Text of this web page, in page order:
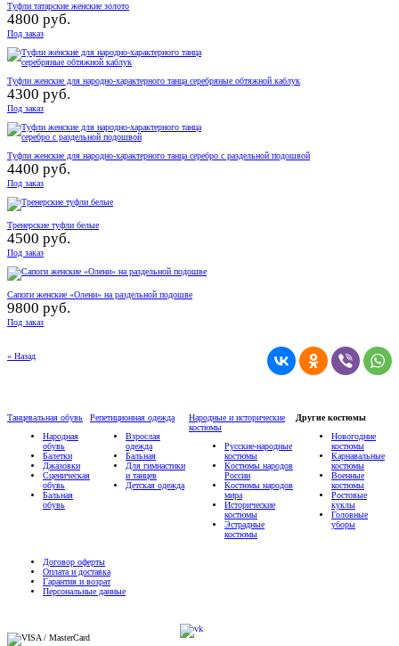
Туфли татарские женские золото
4800 руб.
Под заказ
Туфли женские для народно-характерного танца серебряные обтяжной каблук
4300 руб.
Под заказ
Туфли женские для народно-характерного танца серебро с раздельной подошвой
4400 руб.
Под заказ
Тренерские туфли белые
4500 руб.
Под заказ
Сапоги женские «Олени» на раздельной подошве
9800 руб.
Под заказ
« Назад
Танцевальная обувь
Народная
обувь
Балетки
Джазовки
Сценическая
обувь
Бальная
обувь
Репетиционная одежда
Взрослая
одежда
Бальная
Для гимнастики
и танцев
Детская одежда
Народные и исторические
костюмы
Русские-народные
костюмы
Костюмы народов
России
Костюмы народов
мира
Исторические
костюмы
Эстрадные
костюмы
Другие костюмы
Новогодние
костюмы
Карнавальные
костюмы
Военные
костюмы
Ростовые
куклы
Головные
уборы
Договор оферты
Оплата и доставка
Гарантия и возрат
Персональные данные